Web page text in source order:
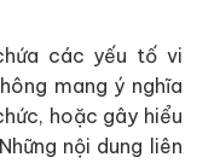
các yếu tố vi
mang ý nghĩa
hoặc gây hiểu
nội dung liên